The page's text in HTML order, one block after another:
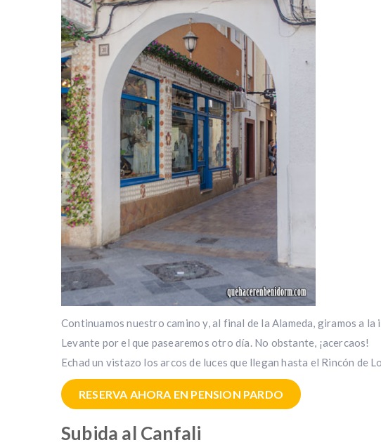
Continuamos nuestro camino y, al final de la Alameda, giramos a
Levante por el que pasearemos otro día. No obstante, ¡acercaos!
Echad un vistazo los arcos de luces que llegan hasta el Rincón de
RESERVA AHORA EN PENSION PARDO
Subida al Canfali